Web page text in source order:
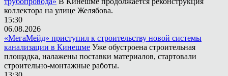
коллектора на улице Желябова.
15:30
06.08.2026
«МегаМейд» приступил к строительству новой системы
канализации в Кинешме Уже обустроена строительная
площадка, налажены поставки материалов, стартовали
строительно-монтажные работы.